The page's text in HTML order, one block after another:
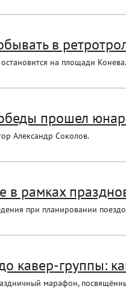
в
на площади Конева.
прошел
Александр Соколов.
в рамках
при планировании
кавер-группы:
марафон,